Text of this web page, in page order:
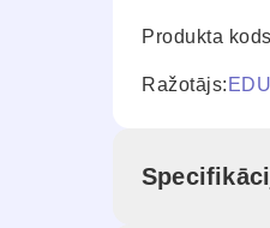
Produkta
Ražotājs: